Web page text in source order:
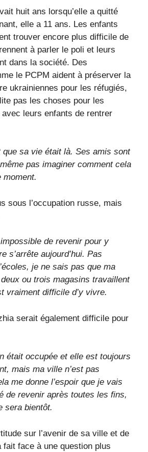
huit ans lorsqu’elle a quitté
elle a 11 ans. Les enfants
trouver encore plus difficile de
à parler le poli et leurs
dans la société. Des
le PCPM aident à préserver la
ukrainiennes pour les réfugiés,
pas les choses pour les
leurs enfants de rentrer
que sa vie était là. Ses amis sont
pas imaginer comment cela
moment.
sous l’occupation russe, mais
de revenir pour y
s’arrête aujourd’hui. Pas
je ne sais pas que ma
deux ou trois magasins travaillent
vraiment difficile d’y vivre.
serait également difficile pour
était occupée et elle est toujours
mais ma ville n’est pas
me donne l’espoir que je vais
de revenir après toutes les fins,
sera bientôt.
sur l’avenir de sa ville et de
face à une question plus